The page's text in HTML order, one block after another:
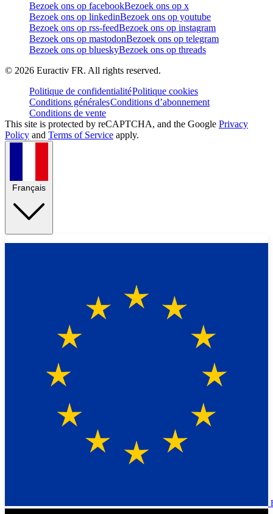
Bezoek ons op facebookBezoek ons op x
Bezoek ons op linkedinBezoek ons op youtube
Bezoek ons op rss-feedBezoek ons op instagram
Bezoek ons op mastodonBezoek ons op telegram
Bezoek ons op blueskyBezoek ons op threads
© 2026 Euractiv FR. All rights reserved.
Politique de confidentialitéPolitique cookies
Conditions généralesConditions d’abonnement
Conditions de vente
This site is protected by reCAPTCHA, and the Google Privacy
Policy and Terms of Service apply.
Français